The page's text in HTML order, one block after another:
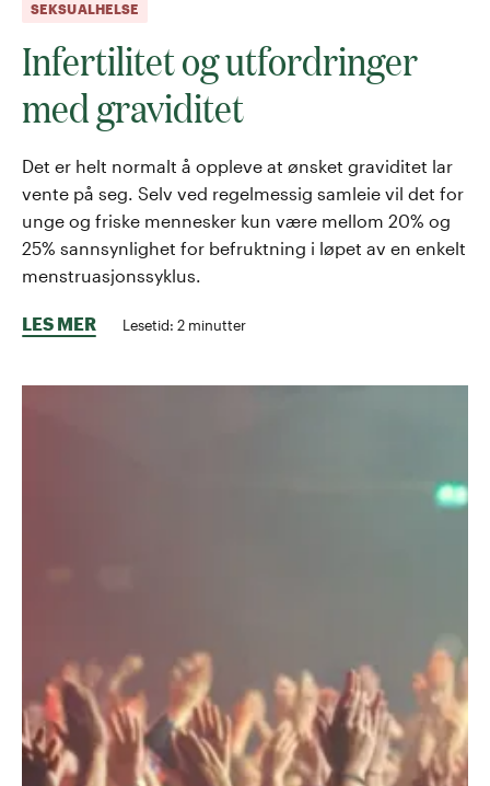
SEKSUALHELSE
Infertilitet og utfordringer
med graviditet
Det er helt normalt å oppleve at ønsket graviditet lar
vente på seg. Selv ved regelmessig samleie vil det for
unge og friske mennesker kun være mellom 20% og
25% sannsynlighet for befruktning i løpet av en enkelt
menstruasjonssyklus.
LES MER Lesetid: 2 minutter